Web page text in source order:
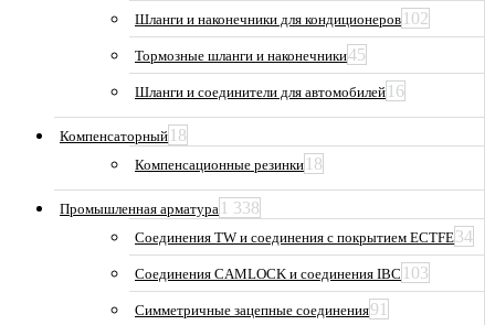
Шланги и наконечники для кондиционеров 102
Тормозные шланги и наконечники45
Шланги и соединители для автомобилей 16
Компенсаторный 18
Компенсационные резинки 18
Промышленная арматура 1 338
Соединения TW и соединения с покрытием ECTFE34
Соединения CAMLOCK и соединения IBC 103
Симметричные зацепные соединения91